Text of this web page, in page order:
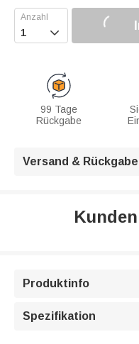

99 Tage
Rückgabe
Versand & Rückgabe
Produktinfo
Spezifikation